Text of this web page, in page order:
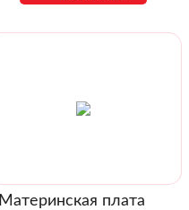
Материнская плата